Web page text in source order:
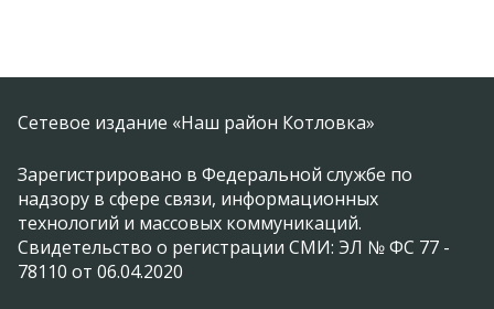
Сетевое издание «Наш район Котловка»
Зарегистрировано в Федеральной службе по
надзору в сфере связи, информационных
технологий и массовых коммуникаций.
Свидетельство о регистрации СМИ: ЭЛ № ФС 77 -
78110 от 06.04.2020